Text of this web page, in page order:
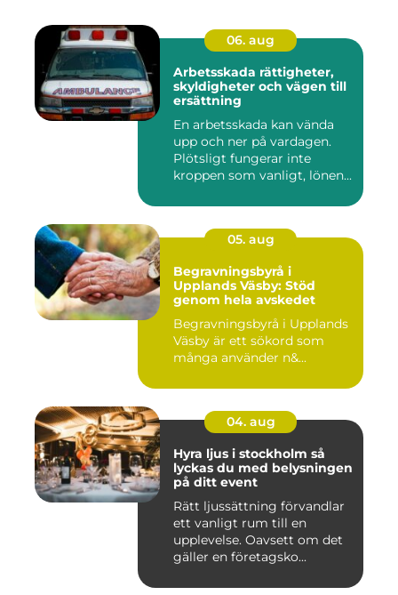
06. aug
Arbetsskada rättigheter,
skyldigheter och vägen till
ersättning
En arbetsskada kan vända
upp och ner på vardagen.
Plötsligt fungerar inte
kroppen som vanligt, lönen...
05. aug
Begravningsbyrå i
Upplands Väsby: Stöd
genom hela avskedet
Begravningsbyrå i Upplands
Väsby är ett sökord som
många använder n&...
04. aug
Hyra ljus i stockholm så
lyckas du med belysningen
på ditt event
Rätt ljussättning förvandlar
ett vanligt rum till en
upplevelse. Oavsett om det
gäller en företagsko...